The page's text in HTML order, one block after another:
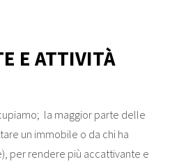
E ATTIVITÀ
la maggior parte delle
un immobile o da chi ha
per rendere più accattivante e